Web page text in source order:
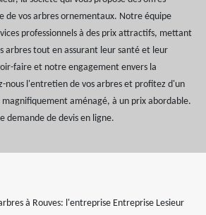
de vos arbres ornementaux. Notre équipe
professionnels à des prix attractifs, mettant
arbres tout en assurant leur santé et leur
faire et notre engagement envers la
nous l'entretien de vos arbres et profitez d'un
aménagé, à un prix abordable.
demande de devis en ligne.